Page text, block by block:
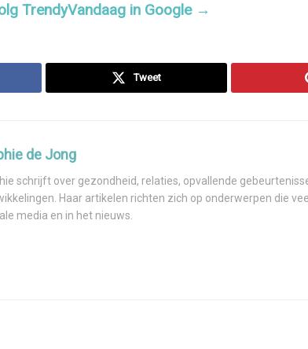
TrendyVandaag in Google →
Tweet
de Jong
schrijft over gezondheid, relaties, opvallende
Haar artikelen richten zich op onderwerpen die
media en in het nieuws.